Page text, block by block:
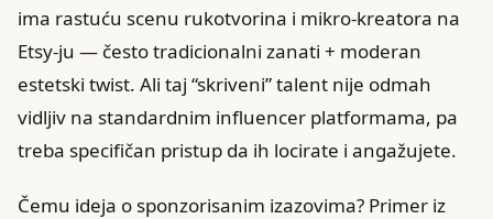
ima rastuću scenu rukotvorina i mikro-kreatora na
Etsy-ju — često tradicionalni zanati + moderan
estetski twist. Ali taj “skriveni” talent nije odmah
vidljiv na standardnim influencer platformama, pa
treba specifičan pristup da ih locirate i angažujete.
Čemu ideja o sponzorisanim izazovima? Primer iz